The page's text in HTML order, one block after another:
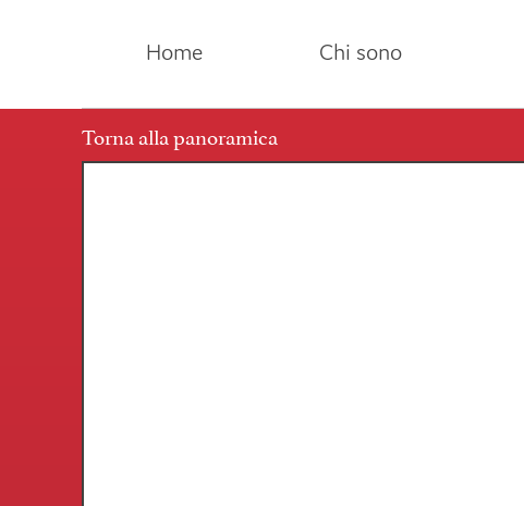
Home Chi sono
Torna alla panoramica